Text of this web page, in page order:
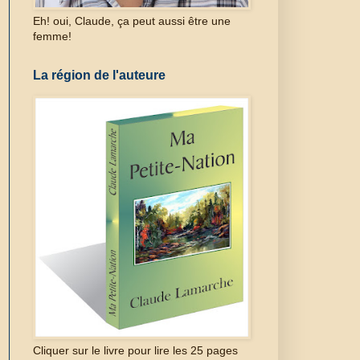
Eh! oui, Claude, ça peut aussi être une
femme!
La région de l'auteure
Cliquer sur le livre pour lire les 25 pages